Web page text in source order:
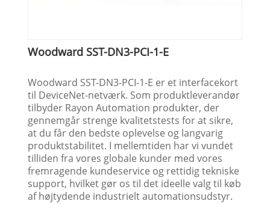
Woodward SST-DN3-PCI-1-E
Woodward SST-DN3-PCI-1-E er et interfacekort
til DeviceNet-netværk. Som produktleverandør
tilbyder Rayon Automation produkter, der
gennemgår strenge kvalitetstests for at sikre,
at du får den bedste oplevelse og langvarig
produktstabilitet. I mellemtiden har vi vundet
tilliden fra vores globale kunder med vores
fremragende kundeservice og rettidig tekniske
support, hvilket gør os til det ideelle valg til køb
af højtydende industrielt automationsudstyr.